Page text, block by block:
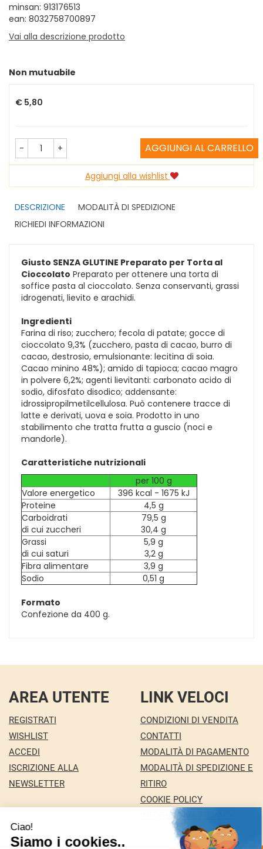
minsan: 913176513
ean: 8032758700897
Vai alla descrizione prodotto
Non mutuabile
€ 5,80
- + AGGIUNGI AL CARRELLO
Aggiungi alla wishlist
DESCRIZIONE
MODALITÀ DI SPEDIZIONE
RICHIEDI INFORMAZIONI
Giusto SENZA GLUTINE Preparato per Torta al
Cioccolato Preparato per ottenere una torta di
soffice pasta al cioccolato. Senza conservanti, grassi
idrogenati, lievito e arachidi.
Ingredienti
Farina di riso; zucchero; fecola di patate; gocce di
cioccolato 9,3% (zucchero, pasta di cacao, burro di
cacao, destrosio, emulsionante: lecitina di soia.
Cacao minino 48%); amido di tapioca; cacao magro
in polvere 6,2%; agenti lievitanti: carbonato acido di
sodio, difosfato disodico; addensante:
idrossipropilmetilcellulosa. Può contenere tracce di
latte e derivati, uova e soia. Prodotto in uno
stabilimento che tratta frutta a guscio (noci e
mandorle).
Caratteristiche nutrizionali
per 100 g
Valore energetico
396 kcal - 1675 kJ
Proteine
4,5 g
Carboidrati
di cui zuccheri
79,5 g
30,4 g
Grassi
di cui saturi
5,9 g
3,2 g
Fibra alimentare
3,9 g
Sodio
0,51 g
Formato
Confezione da 400 g.
AREA UTENTE
REGISTRATI
WISHLIST
ACCEDI
ISCRIZIONE ALLA
NEWSLETTER
LINK VELOCI
CONDIZIONI DI VENDITA
CONTATTI
MODALITÀ DI PAGAMENTO
MODALITÀ DI SPEDIZIONE E
RITIRO
COOKIE POLICY
INFORMATIVA PRIVACY